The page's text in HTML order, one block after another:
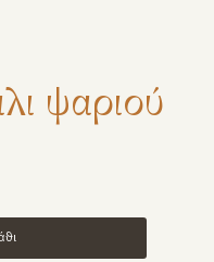
ψαριού